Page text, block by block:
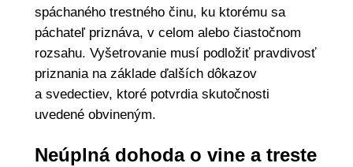
spáchaného trestného činu, ku ktorému sa
páchateľ priznáva, v celom alebo čiastočnom
rozsahu. Vyšetrovanie musí podložiť pravdivosť
priznania na základe ďalších dôkazov
a svedectiev, ktoré potvrdia skutočnosti
uvedené obvineným.
Neúplná dohoda o vine a treste